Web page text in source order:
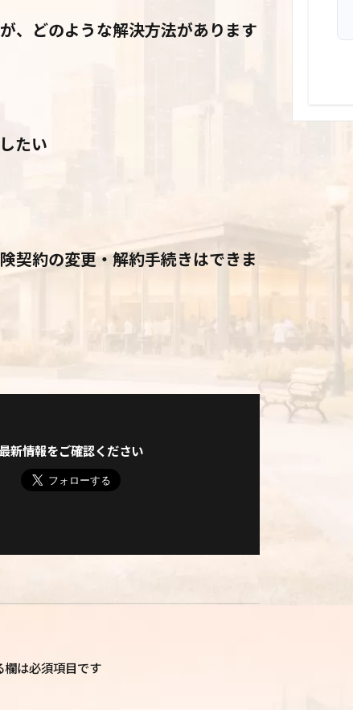
、どのような解決方法があります
たい
契約の変更・解約手続きはできま
最新情報をご確認ください
欄は必須項目です